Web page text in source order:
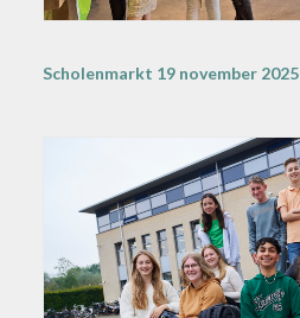
Scholenmarkt 19 november 2025